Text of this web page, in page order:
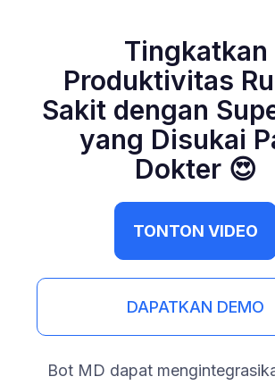
Tingkatkan
Produktivitas
Sakit dengan
yang Disukai
Dokter 😍
TONTON VIDEO
DAPATKAN DEMO
Bot MD dapat